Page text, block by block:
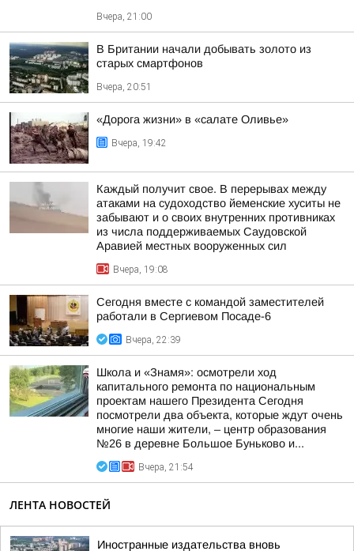
Вчера, 21:00
В Британии начали добывать золото из
старых смартфонов
Вчера, 20:51
«Дорога жизни» в «салате Оливье»
Вчера, 19:42
Каждый получит свое. В перерывах между
атаками на судоходство йеменские хуситы не
забывают и о своих внутренних противниках
из числа поддерживаемых Саудовской
Аравией местных вооруженных сил
Вчера, 19:08
Сегодня вместе с командой заместителей
работали в Сергиевом Посаде-6
Вчера, 22:39
Школа и «Знамя»: осмотрели ход
капитального ремонта по национальным
проектам нашего Президента Сегодня
посмотрели два объекта, которые ждут очень
многие наши жители, – центр образования
№26 в деревне Большое Буньково и...
Вчера, 21:54
ЛЕНТА НОВОСТЕЙ
Иностранные издательства вновь